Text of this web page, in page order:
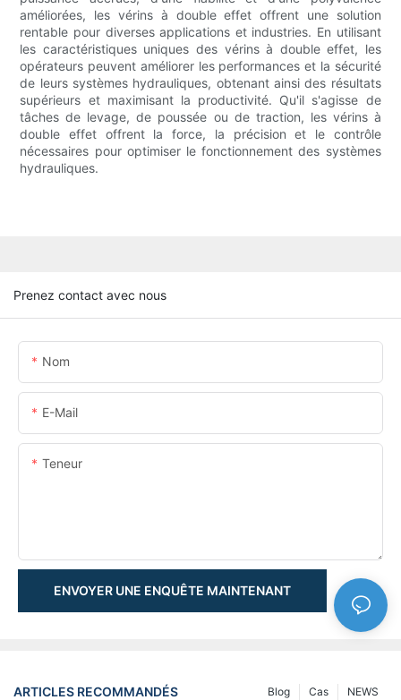
améliorées, les vérins à double effet offrent une solution
rentable pour diverses applications et industries. En utilisant
les caractéristiques uniques des vérins à double effet, les
opérateurs peuvent améliorer les performances et la sécurité
de leurs systèmes hydrauliques, obtenant ainsi des résultats
supérieurs et maximisant la productivité. Qu'il s'agisse de
tâches de levage, de poussée ou de traction, les vérins à
double effet offrent la force, la précision et le contrôle
nécessaires pour optimiser le fonctionnement des systèmes
hydrauliques.
Prenez contact avec nous
Nom
E-Mail
Teneur
ENVOYER UNE ENQUÊTE MAINTENANT
ARTICLES RECOMMANDÉS NEWS
Cas
Blog